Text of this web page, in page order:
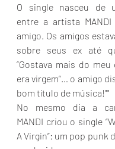
O single nasceu de
entre a artista MANDI
amigo. Os amigos
sobre seus ex até
“Gostava mais do
era virgem”… o amigo
bom título de música!""
No mesmo dia a
MANDI criou o single
A Virgin”: um pop punk